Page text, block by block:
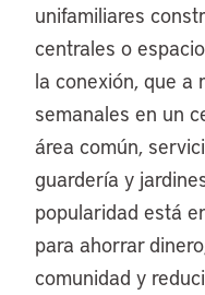
unifamiliares
centrales o
la conexión, que a
semanales en un
área común,
guardería y
popularidad está
para ahorrar
comunidad y